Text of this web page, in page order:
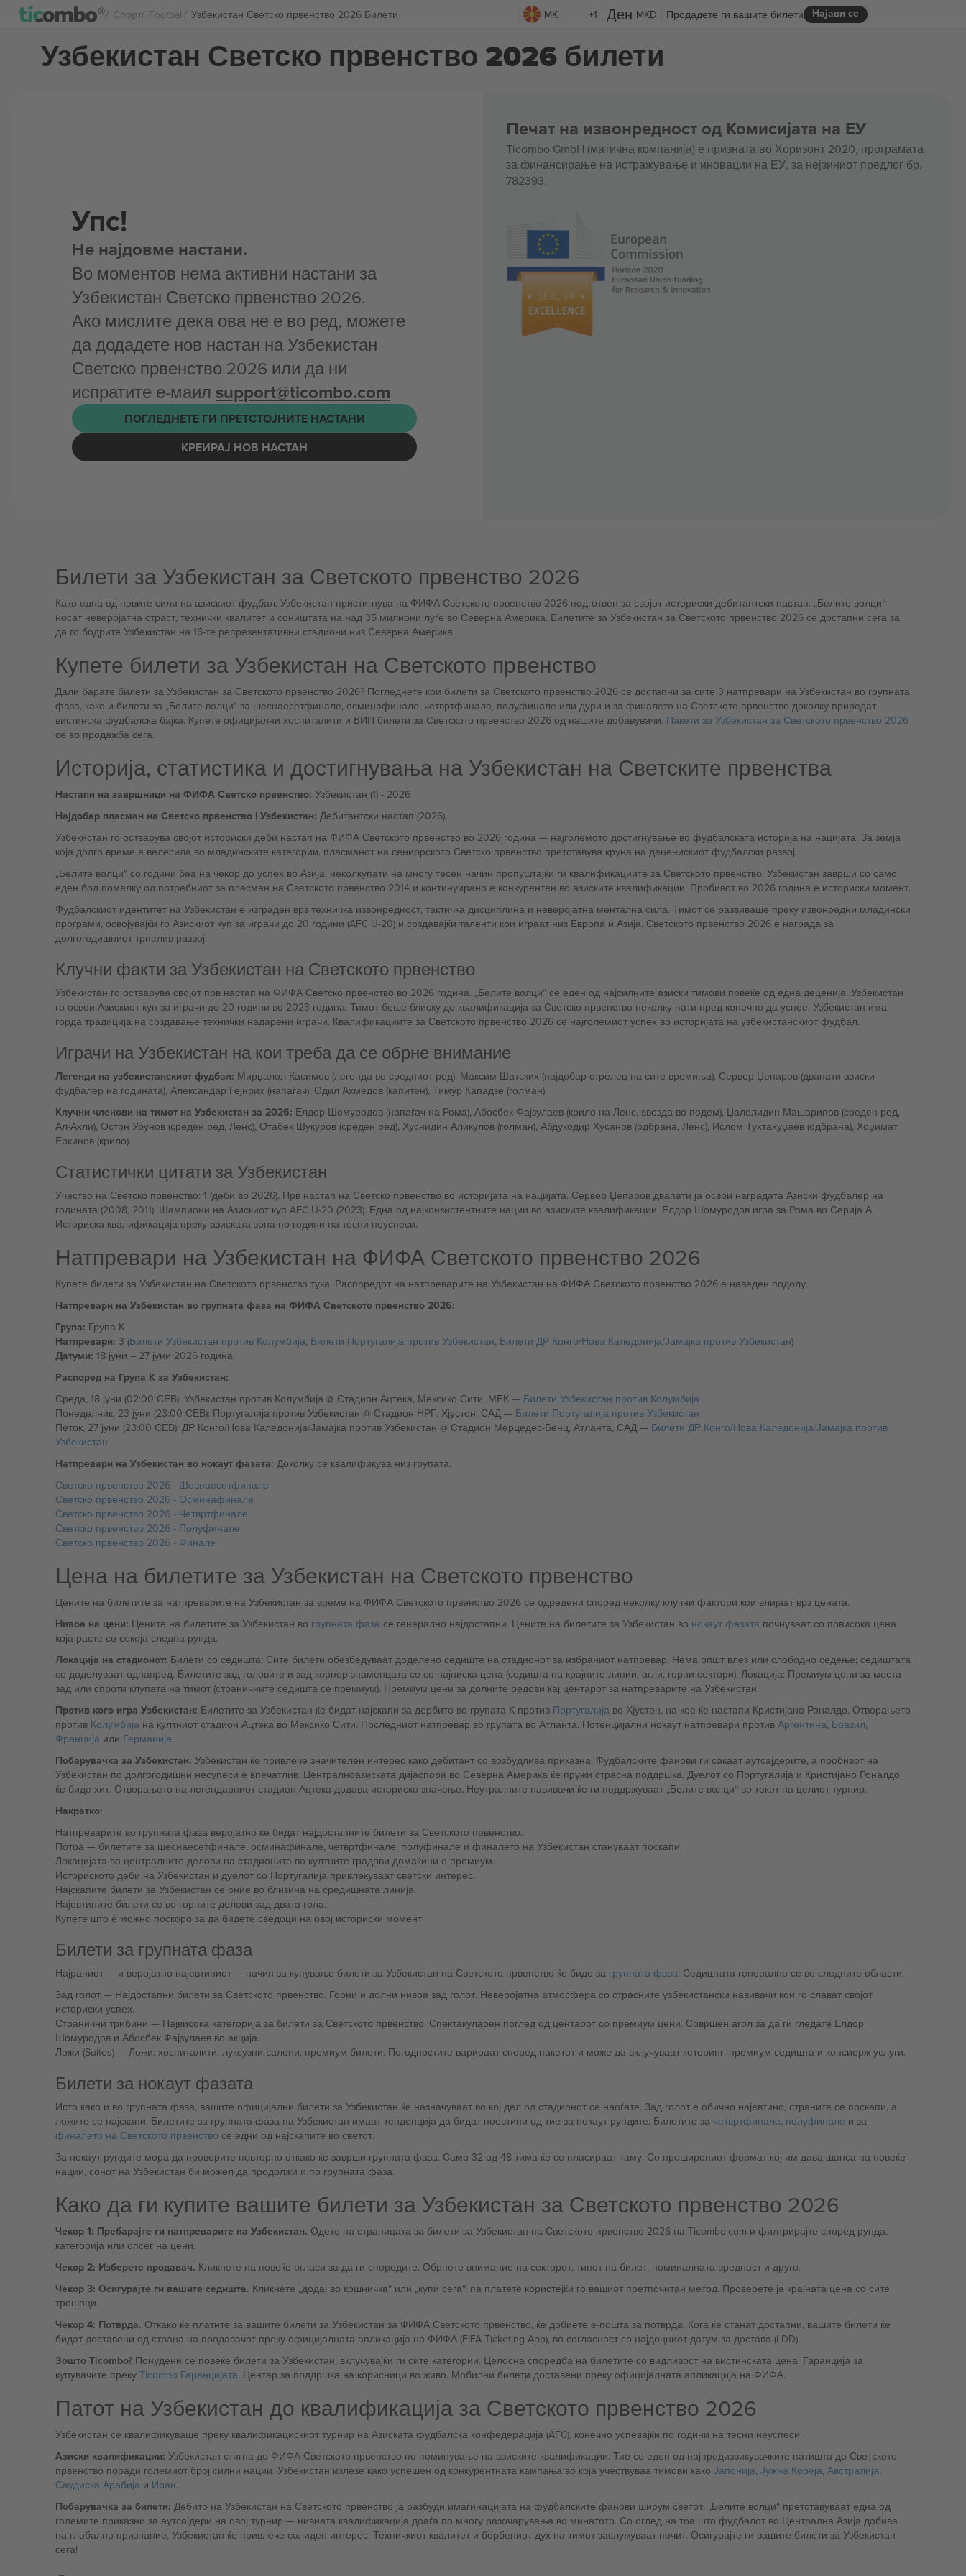
Спорт Football Узбекистан Светско првенство 2026 Билети MK +1 MKD Најави се
Продадете ги вашите билети
Узбекистан Светско првенство 2026 билети
Упс!
Не најдовме настани.
Во моментов нема активни настани за
Узбекистан Светско првенство 2026.
Ако мислите дека ова не е во ред, можете
да додадете нов настан на Узбекистан
Светско првенство 2026 или да ни
испратите е-маил support@ticombo.com
ПОГЛЕДНЕТЕ ГИ ПРЕТСТОЈНИТЕ НАСТАНИ
КРЕИРАЈ НОВ НАСТАН
Печат на извонредност од Комисијата на ЕУ
Ticombo GmbH (матична компанија) е призната во Хоризонт 2020, програмата
за финансирање на истражување и иновации на ЕУ, за нејзиниот предлог бр.
782393.
Билети за Узбекистан за Светското првенство 2026
Како една од новите сили на азискиот фудбал, Узбекистан пристигнува на ФИФА Светското првенство 2026 подготвен за својот историски дебитантски настап. „Белите волци“
носат неверојатна страст, технички квалитет и соништата на над 35 милиони луѓе во Северна Америка. Билетите за Узбекистан за Светското првенство 2026 се достапни сега за
да го бодрите Узбекистан на 16-те репрезентативни стадиони низ Северна Америка.
Купете билети за Узбекистан на Светското првенство
Дали барате билети за Узбекистан за Светското првенство 2026? Погледнете кои билети за Светското првенство 2026 се достапни за сите 3 натпревари на Узбекистан во групната
фаза, како и билети за „Белите волци“ за шеснаесетфинале, осминафинале, четвртфинале, полуфинале или дури и за финалето на Светското првенство доколку приредат
вистинска фудбалска бајка. Купете официјални хоспиталити и ВИП билети за Светското првенство 2026 од нашите добавувачи. Пакети за Узбекистан за Светското првенство 2026
се во продажба сега.
Историја, статистика и достигнувања на Узбекистан на Светските првенства
Настапи на завршници на ФИФА Светско првенство: Узбекистан (1) - 2026
Најдобар пласман на Светско првенство | Узбекистан: Дебитантски настап (2026)
Узбекистан го остварува својот историски деби настап на ФИФА Светското првенство во 2026 година — најголемото достигнување во фудбалската историја на нацијата. За земја
која долго време е велесила во младинските категории, пласманот на сениорското Светско првенство претставува круна на деценискиот фудбалски развој.
„Белите волци“ со години беа на чекор до успех во Азија, неколкупати на многу тесен начин пропуштајќи ги квалификациите за Светското првенство. Узбекистан заврши со само
еден бод помалку од потребниот за пласман на Светското првенство 2014 и континуирано е конкурентен во азиските квалификации. Пробивот во 2026 година е историски момент.
Фудбалскиот идентитет на Узбекистан е изграден врз техничка извонредност, тактичка дисциплина и неверојатна ментална сила. Тимот се развиваше преку извонредни младински
програми, освојувајќи го Азискиот куп за играчи до 20 години (AFC U-20) и создавајќи таленти кои играат низ Европа и Азија. Светското првенство 2026 е награда за
долгогодишниот трпелив развој.
Клучни факти за Узбекистан на Светското првенство
Узбекистан го остварува својот прв настап на ФИФА Светско првенство во 2026 година. „Белите волци“ се еден од најсилните азиски тимови повеќе од една деценија. Узбекистан
го освои Азискиот куп за играчи до 20 години во 2023 година. Тимот беше блиску до квалификација за Светско првенство неколку пати пред конечно да успее. Узбекистан има
горда традиција на создавање технички надарени играчи. Квалификациите за Светското првенство 2026 се најголемиот успех во историјата на узбекистанскиот фудбал.
Играчи на Узбекистан на кои треба да се обрне внимание
Легенди на узбекистанскиот фудбал: Мирџалол Касимов (легенда во средниот ред), Максим Шатских (најдобар стрелец на сите времиња), Сервер Џепаров (двапати азиски
фудбалер на годината), Александар Гејнрих (напаѓач), Одил Ахмедов (капитен), Тимур Кападзе (голман).
Клучни членови на тимот на Узбекистан за 2026: Елдор Шомуродов (напаѓач на Рома), Абосбек Фајзулаев (крило на Ленс, ѕвезда во подем), Џалолидин Машарипов (среден ред,
Ал-Ахли), Остон Урунов (среден ред, Ленс), Отабек Шукуров (среден ред), Хуснидин Аликулов (голман), Абдукодир Хусанов (одбрана, Ленс), Ислом Тухтахуџаев (одбрана), Хоџимат
Еркинов (крило).
Статистички цитати за Узбекистан
Учество на Светско првенство: 1 (деби во 2026). Прв настап на Светско првенство во историјата на нацијата. Сервер Џепаров двапати ја освои наградата Азиски фудбалер на
годината (2008, 2011). Шампиони на Азискиот куп AFC U-20 (2023). Една од најконзистентните нации во азиските квалификации. Елдор Шомуродов игра за Рома во Серија А.
Историска квалификација преку азиската зона по години на тесни неуспеси.
Натпревари на Узбекистан на ФИФА Светското првенство 2026
Купете билети за Узбекистан на Светското првенство тука. Распоредот на натпреварите на Узбекистан на ФИФА Светското првенство 2026 е наведен подолу.
Натпревари на Узбекистан во групната фаза на ФИФА Светското првенство 2026:
Група: Група К
Натпревари: 3 (Билети Узбекистан против Колумбија, Билети Португалија против Узбекистан, Билети ДР Конго/Нова Каледонија/Јамајка против Узбекистан)
Датуми: 18 јуни – 27 јуни 2026 година
Распоред на Група К за Узбекистан:
Среда, 18 јуни (02:00 СЕВ): Узбекистан против Колумбија @ Стадион Ацтека, Мексико Сити, МЕК — Билети Узбекистан против Колумбија
Понеделник, 23 јуни (23:00 СЕВ): Португалија против Узбекистан @ Стадион НРГ, Хјустон, САД — Билети Португалија против Узбекистан
Петок, 27 јуни (23:00 СЕВ): ДР Конго/Нова Каледонија/Јамајка против Узбекистан @ Стадион Мерцедес-Бенц, Атланта, САД — Билети ДР Конго/Нова Каледонија/Јамајка против
Узбекистан
Натпревари на Узбекистан во нокаут фазата: Доколку се квалификува низ групата.
Светско првенство 2026 - Шеснаесетфинале
Светско првенство 2026 - Осминафинале
Светско првенство 2026 - Четвртфинале
Светско првенство 2026 - Полуфинале
Светско првенство 2026 - Финале
Цена на билетите за Узбекистан на Светското првенство
Цените на билетите за натпреварите на Узбекистан за време на ФИФА Светското првенство 2026 се одредени според неколку клучни фактори кои влијаат врз цената.
Нивоа на цени: Цените на билетите за Узбекистан во групната фазасе генерално најдостапни. Цените на билетите за Узбекистан во нокаут фазатапочнуваат со повисока цена
која расте со секоја следна рунда.
Локација на стадионот: Билети со седишта: Сите билети обезбедуваат доделено седиште на стадионот за избраниот натпревар. Нема општ влез или слободно седење; седиштата
се доделуваат однапред. Билетите зад головите и зад корнер-знаменцата се со најниска цена (седишта на крајните линии, агли, горни сектори). Локација: Премиум цени за места
зад или спроти клупата на тимот (страничните седишта се премиум). Премиум цени за долните редови кај центарот за натпреварите на Узбекистан.
Против кого игра Узбекистан: Билетите за Узбекистан ќе бидат најскапи за дербито во групата К против Португалијаво Хјустон, на кое ќе настапи Кристијано Роналдо. Отворањето
против Колумбијана култниот стадион Ацтека во Мексико Сити. Последниот натпревар во групата во Атланта. Потенцијални нокаут натпревари против Аргентина, Бразил,
Францијаили Германија.
Побарувачка за Узбекистан: Узбекистан ќе привлече значителен интерес како дебитант со возбудлива приказна. Фудбалските фанови ги сакаат аутсајдерите, а пробивот на
Узбекистан по долгогодишни несупеси е впечатлив. Централноазиската дијаспора во Северна Америка ќе пружи страсна поддршка. Дуелот со Португалија и Кристијано Роналдо
ќе биде хит. Отворањето на легендарниот стадион Ацтека додава историско значење. Неутралните навивачи ќе ги поддржуваат „Белите волци“ во текот на целиот турнир.
Накратко:
Натпреварите во групната фаза веројатно ќе бидат најдостапните билети за Светското првенство.
Потоа — билетите за шеснаесетфинале, осминафинале, четвртфинале, полуфинале и финалето на Узбекистан стануваат поскапи.
Локацијата во централните делови на стадионите во култните градови домаќини е премиум.
Историското деби на Узбекистан и дуелот со Португалија привлекуваат светски интерес.
Најскапите билети за Узбекистан се оние во близина на средишната линија.
Најевтините билети се во горните делови зад двата гола.
Купете што е можно поскоро за да бидете сведоци на овој историски момент.
Билети за групната фаза
Најраниот — и веројатно најевтиниот — начин за купување билети за Узбекистан на Светското првенство ќе биде за групната фаза. Седиштата генерално се во следните области:
Зад голот — Најдостапни билети за Светското првенство. Горни и долни нивоа зад голот. Неверојатна атмосфера со страсните узбекистански навивачи кои го слават својот
историски успех.
Странични трибини — Највисока категорија за билети за Светското првенство. Спектакуларен поглед од центарот со премиум цени. Совршен агол за да ги гледате Елдор
Шомуродов и Абосбек Фајзулаев во акција.
Ложи (Suites) — Ложи, хоспиталити, луксузни салони, премиум билети. Погодностите варираат според пакетот и може да вклучуваат кетеринг, премиум седишта и консиерж услуги.
Билети за нокаут фазата
Исто како и во групната фаза, вашите официјални билети за Узбекистан ќе назначуваат во кој дел од стадионот се наоѓате. Зад голот е обично најевтино, страните се поскапи, а
ложите се најскапи. Билетите за групната фаза на Узбекистан имаат тенденција да бидат поевтини од тие за нокаут рундите. Билетите за четвртфинале, полуфинале и за
финалето на Светското првенство се едни од најскапите во светот.
За нокаут рундите мора да проверите повторно откако ќе заврши групната фаза. Само 32 од 48 тима ќе се пласираат таму. Со проширениот формат кој им дава шанса на повеќе
нации, сонот на Узбекистан би можел да продолжи и по групната фаза.
Како да ги купите вашите билети за Узбекистан за Светското првенство 2026
Чекор 1: Пребарајте ги натпреварите на Узбекистан. Одете на страницата за билети за Узбекистан на Светското првенство 2026 на Ticombo.com и филтрирајте според рунда,
категорија или опсег на цени.
Чекор 2: Изберете продавач. Кликнете на повеќе огласи за да ги споредите. Обрнете внимание на секторот, типот на билет, номиналната вредност и друго.
Чекор 3: Осигурајте ги вашите седишта. Кликнете „додај во кошничка“ или „купи сега“, па платете користејќи го вашиот претпочитан метод. Проверете ја крајната цена со сите
трошоци.
Чекор 4: Потврда. Откако ќе платите за вашите билети за Узбекистан за ФИФА Светското првенство, ќе добиете е-пошта за потврда. Кога ќе станат достапни, вашите билети ќе
бидат доставени од страна на продавачот преку официјалната апликација на ФИФА (FIFA Ticketing App), во согласност со најдоцниот датум за достава (LDD).
Зошто Ticombo?Понудени се повеќе билети за Узбекистан, вклучувајќи ги сите категории. Целосна споредба на билетите со видливост на вистинската цена. Гаранција за
купувачите преку Ticombo Гаранцијата. Центар за поддршка на корисници во живо. Мобилни билети доставени преку официјалната апликација на ФИФА.
Патот на Узбекистан до квалификација за Светското првенство 2026
Узбекистан се квалификуваше преку квалификацискиот турнир на Азиската фудбалска конфедерација (AFC), конечно успевајќи по години на тесни неуспеси.
Азиски квалификации: Узбекистан стигна до ФИФА Светското првенство по поминување на азиските квалификации. Тие се еден од најпредизвикувачките патишта до Светското
првенство поради големиот број силни нации. Узбекистан излезе како успешен од конкурентната кампања во која учествуваа тимови како Јапонија, Јужна Кореја, Австралија,
Саудиска Арабијаи Иран.
Побарувачка за билети: Дебито на Узбекистан на Светското првенство ја разбуди имагинацијата на фудбалските фанови ширум светот. „Белите волци“ претставуваат една од
големите приказни за аутсајдери на овој турнир — нивната квалификација доаѓа по многу разочарувања во минатото. Со оглед на тоа што фудбалот во Централна Азија добива
на глобално признание, Узбекистан ќе привлече солиден интерес. Техничкиот квалитет и борбениот дух на тимот заслужуваат почит. Осигурајте ги вашите билети за Узбекистан
сега!